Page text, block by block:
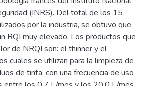
(INRS). Del total de los 15
por la industria, se obtuvo que
RQI muy elevado. Los productos que
de NRQI son: el thinner y el
cuales se utilizan para la limpieza de
de tinta, con una frecuencia de uso